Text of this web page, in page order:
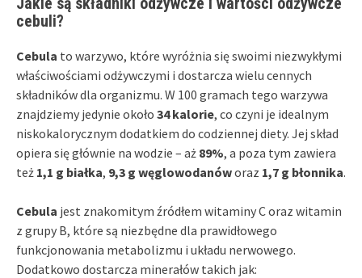
cebuli?
Cebula to warzywo, które wyróżnia się swoimi niezwykłymi
właściwościami odżywczymi i dostarcza wielu cennych
składników dla organizmu. W 100 gramach tego warzywa
znajdziemy jedynie około 34 kalorie, co czyni je idealnym
niskokalorycznym dodatkiem do codziennej diety. Jej skład
opiera się głównie na wodzie – aż 89%, a poza tym zawiera
też 1,1 g białka, 9,3 g węglowodanóworaz 1,7 g błonnika.
Cebula jest znakomitym źródłem witaminy C oraz witamin
z grupy B, które są niezbędne dla prawidłowego
funkcjonowania metabolizmu i układu nerwowego.
Dodatkowo dostarcza minerałów takich jak: